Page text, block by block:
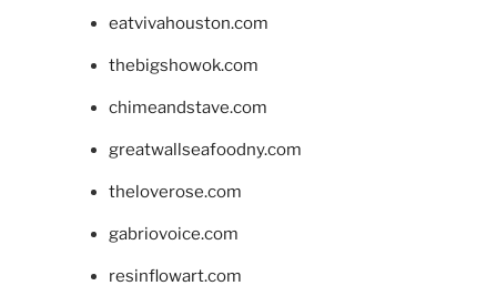
eatvivahouston.com
thebigshowok.com
chimeandstave.com
greatwallseafoodny.com
theloverose.com
gabriovoice.com
resinflowart.com